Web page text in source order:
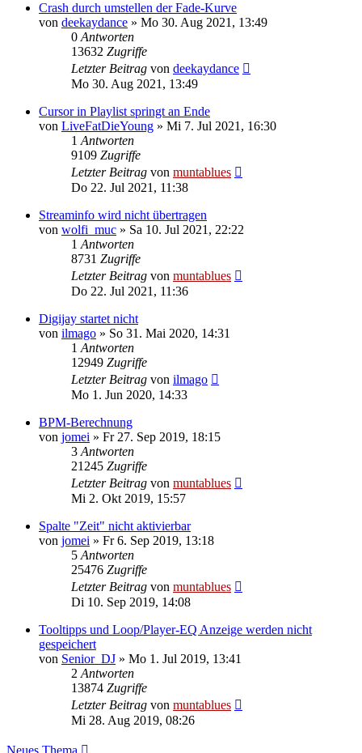
Crash durch umstellen der Fade-Kurve
von deekaydance » Mo 30. Aug 2021, 13:49
0 Antworten
13632 Zugriffe
Letzter Beitrag von deekaydance
Mo 30. Aug 2021, 13:49
Cursor in Playlist springt an Ende
von LiveFatDieYoung » Mi 7. Jul 2021, 16:30
1 Antworten
9109 Zugriffe
Letzter Beitrag von muntablues
Do 22. Jul 2021, 11:38
Streaminfo wird nicht übertragen
von wolfi_muc » Sa 10. Jul 2021, 22:22
1 Antworten
8731 Zugriffe
Letzter Beitrag von muntablues
Do 22. Jul 2021, 11:36
Digijay startet nicht
von ilmago » So 31. Mai 2020, 14:31
1 Antworten
12949 Zugriffe
Letzter Beitrag von ilmago
Mo 1. Jun 2020, 14:33
BPM-Berechnung
von jomei » Fr 27. Sep 2019, 18:15
3 Antworten
21245 Zugriffe
Letzter Beitrag von muntablues
Mi 2. Okt 2019, 15:57
Spalte "Zeit" nicht aktivierbar
von jomei » Fr 6. Sep 2019, 13:18
5 Antworten
25476 Zugriffe
Letzter Beitrag von muntablues
Di 10. Sep 2019, 14:08
Tooltipps und Loop/Player-EQ Anzeige werden nicht
gespeichert
von Senior_DJ » Mo 1. Jul 2019, 13:41
2 Antworten
13874 Zugriffe
Letzter Beitrag von muntablues
Mi 28. Aug 2019, 08:26
Neues Thema